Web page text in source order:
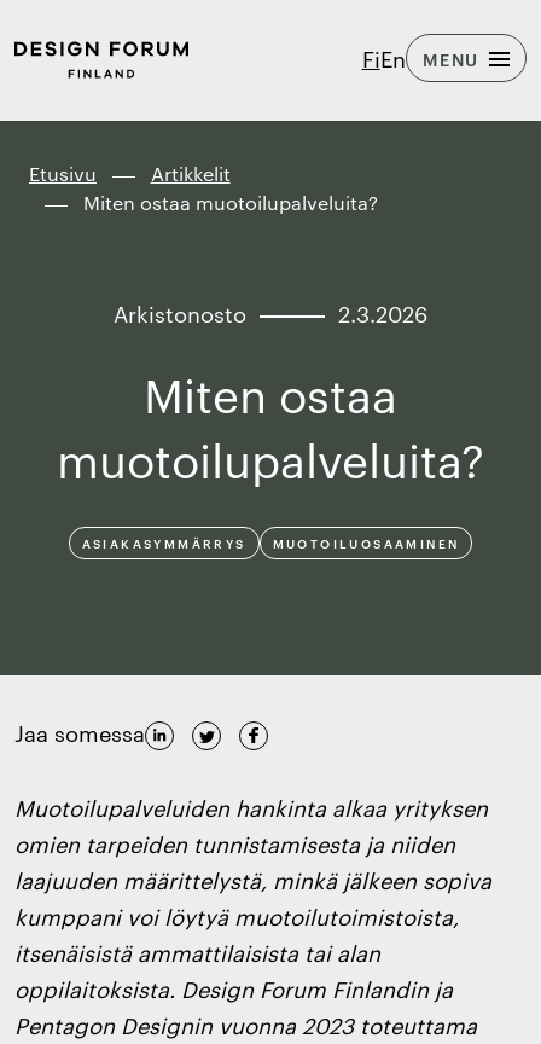
suoraan
Design
Finland
FiEn MENU
Etusivu
Artikkelit
Miten ostaa muotoilupalveluita?
Arkistonosto 2.3.2026
Miten ostaa
muotoilupalveluita?
ASIAKASYMMÄRRYS MUOTOILUOSAAMINEN
Jaa somessa
Muotoilupalveluiden hankinta alkaa yrityksen
omien tarpeiden tunnistamisesta ja niiden
laajuuden määrittelystä, minkä jälkeen sopiva
kumppani voi löytyä muotoilutoimistoista,
itsenäisistä ammattilaisista tai alan
oppilaitoksista. Design Forum Finlandin ja
Pentagon Designin vuonna 2023 toteuttama